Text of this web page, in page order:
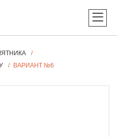
ВАРИАНТ №6